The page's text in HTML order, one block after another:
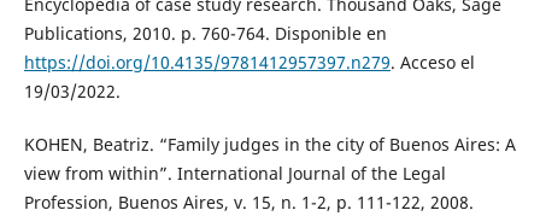
Publications, 2010. p. 760-764. Disponible en
https://doi.org/10.4135/9781412957397.n279. Acceso el
19/03/2022.
KOHEN, Beatriz. “Family judges in the city of Buenos Aires: A
view from within”. International Journal of the Legal
Profession, Buenos Aires, v. 15, n. 1-2, p. 111-122, 2008.